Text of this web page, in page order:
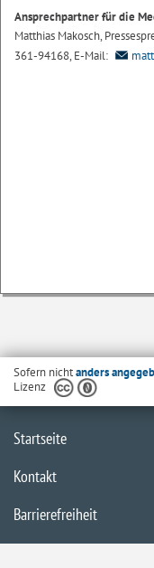
Ansprechpartner für die
Matthias Makosch,
361-94168, E-Mail:
Sofern nichtanders
Lizenz
Startseite
Kontakt
Barrierefreiheit